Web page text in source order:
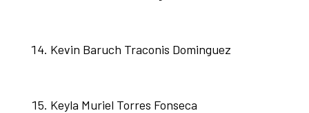
Kevin Baruch Traconis Dominguez
Keyla Muriel Torres Fonseca